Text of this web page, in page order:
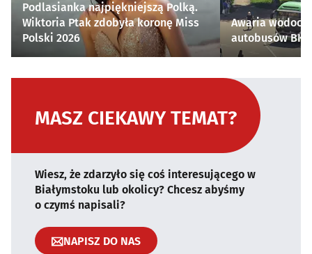
Podlasianka najpiękniejszą Polką.
Wiktoria Ptak zdobyła koronę Miss
Polski 2026
Awaria
autobusów
MASZ CIEKAWY TEMAT?
Wiesz, że zdarzyło się coś interesującego w
Białymstoku lub okolicy? Chcesz abyśmy
o czymś napisali?
NAPISZ DO NAS